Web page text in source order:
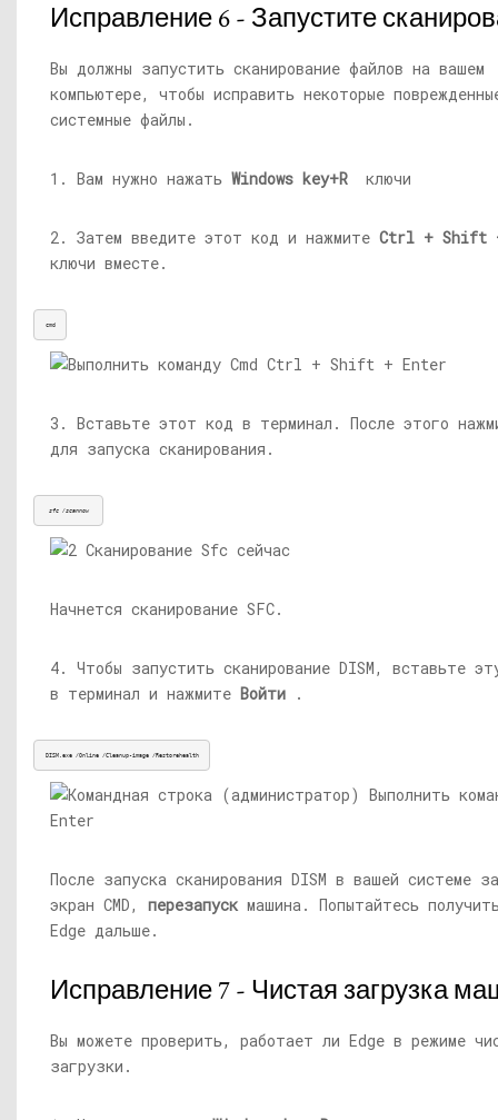
Исправление 6 - Запустите
Вы должны запустить сканирование файлов на вашем
компьютере, чтобы исправить некоторые
системные файлы.
1. Вам нужно нажать Windows key+R ключи
2. Затем введите этот код и нажмите Ctrl + Shift
ключи вместе.
cmd
3. Вставьте этот код в терминал. После этого
для запуска сканирования.
sfc /scannow
Начнется сканирование SFC.
4. Чтобы запустить сканирование DISM, вставьте
в терминал и нажмите Войти .
DISM.exe /Online /Cleanup-image /Restorehealth
После запуска сканирования DISM в вашей системе
экран CMD, перезапускмашина. Попытайтесь
Edge дальше.
Исправление 7 - Чистая загрузка
Вы можете проверить, работает ли Edge в режиме
загрузки.